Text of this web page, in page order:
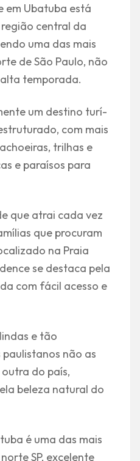
em Ubatuba está
central da
uma das mais
de São Paulo, não
temporada.
um destino turí­
com mais
trilhas e
e paraí­sos para
que atrai cada vez
que procuram
na Praia
se destaca pela
com fácil acesso e
e tão
não as
do paí­s,
beleza natural do
é uma das mais
SP, excelente